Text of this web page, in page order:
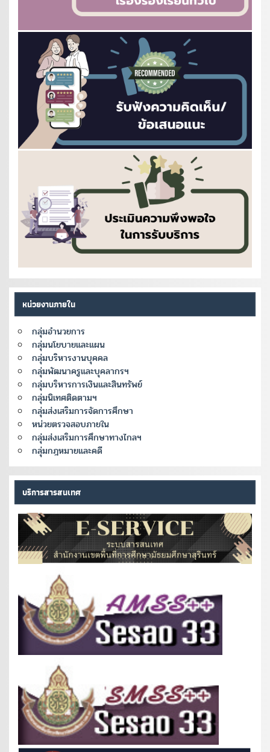
หน่วยงานภายใน
กลุ่มอำนวยการ
กลุ่มนโยบายและแผน
กลุ่มบริหารงานบุคคล
กลุ่มพัฒนาครูและบุคลากรฯ
กลุ่มบริหารการเงินและสินทรัพย์
กลุ่มนิเทศติดตามฯ
กลุ่มส่งเสริมการจัดการศึกษา
หน่วยตรวจสอบภายใน
กลุ่มส่งเสริมการศึกษาทางไกลฯ
กลุ่มกฎหมายและคดี
บริการสารสนเทศ